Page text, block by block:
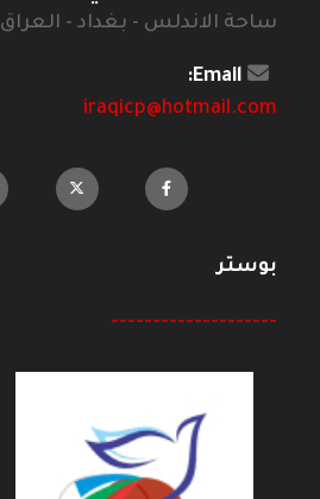
ساحة الاندلس - بغداد - العراق
Email:
iraqicp@hotmail.com
بوستر
--------------------